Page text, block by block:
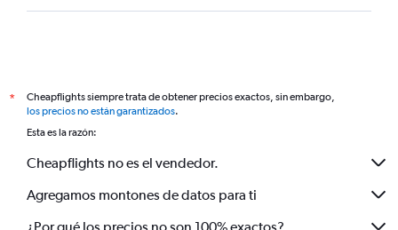
*
Cheapflights siempre trata de obtener precios exactos, sin embargo,
los precios no están garantizados.
Esta es la razón:
Cheapflights no es el vendedor.
Agregamos montones de datos para ti